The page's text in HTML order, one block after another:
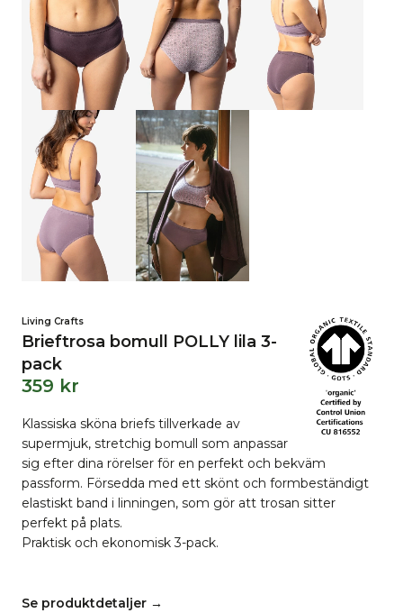
Living Crafts
Brieftrosa bomull POLLY lila 3-
pack
359 kr
Klassiska sköna briefs tillverkade av
supermjuk, stretchig bomull som anpassar
sig efter dina rörelser för en perfekt och bekväm
passform. Försedda med ett skönt och formbeständigt
elastiskt band i linningen, som gör att trosan sitter
perfekt på plats.
Praktisk och ekonomisk 3-pack.
Se produktdetaljer →